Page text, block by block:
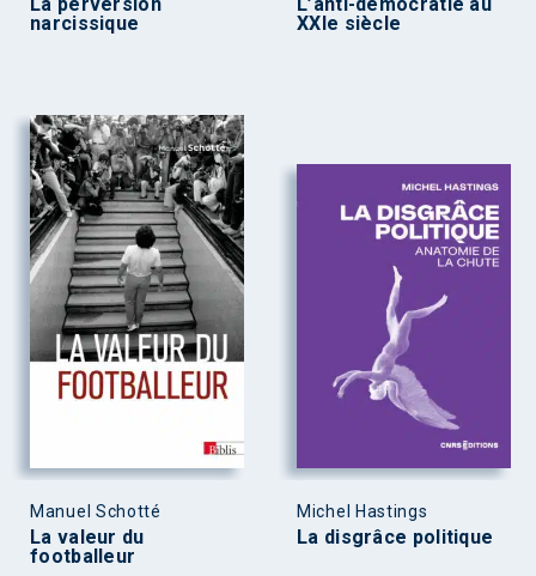
narcissique
XXIe siècle
Manuel Schotté
La valeur du
footballeur
Michel Hastings
La disgrâce politique